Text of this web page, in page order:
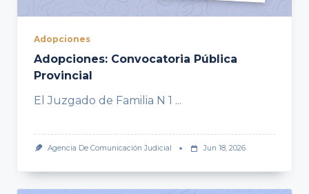
Adopciones
Adopciones: Convocatoria Pública
Provincial
El Juzgado de Familia N 1 ...
Agencia De Comunicación Judicial Jun 18, 2026